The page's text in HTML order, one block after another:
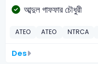
আব্দুল গাফফার চৌধুরী
ATEO ATEO NTRCA
Des